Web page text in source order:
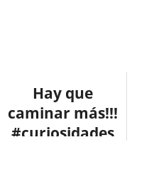
Hay que
caminar más!!!
#curiosidades